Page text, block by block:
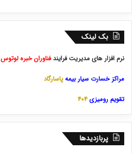
بک لینک
نرم افزار های مدیریت فرایندفناوران خبره لوتوس
مراکز خسارت سیار بیمهپاسارگاد
تقویم رومیزی404
پربازدیدها